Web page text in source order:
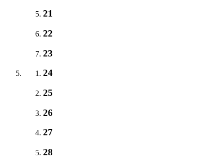
21
22
23
24
25
26
27
28